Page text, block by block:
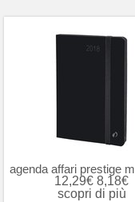
agenda affari prestige
12,29€ 8,18€
scopri di più